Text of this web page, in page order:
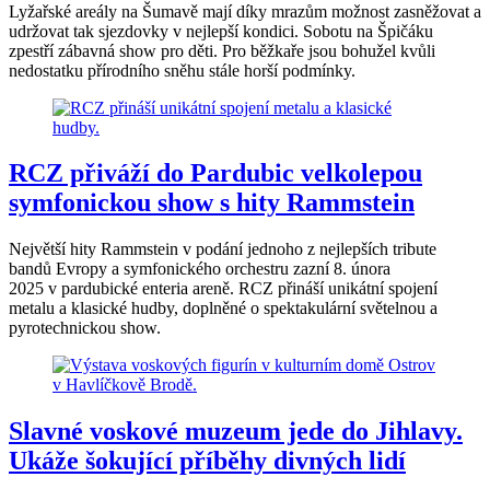
Lyžařské areály na Šumavě mají díky mrazům možnost zasněžovat a
udržovat tak sjezdovky v nejlepší kondici. Sobotu na Špičáku
zpestří zábavná show pro děti. Pro běžkaře jsou bohužel kvůli
nedostatku přírodního sněhu stále horší podmínky.
RCZ přiváží do Pardubic velkolepou
symfonickou show s hity Rammstein
Největší hity Rammstein v podání jednoho z nejlepších tribute
bandů Evropy a symfonického orchestru zazní 8. února
2025 v pardubické enteria areně. RCZ přináší unikátní spojení
metalu a klasické hudby, doplněné o spektakulární světelnou a
pyrotechnickou show.
Slavné voskové muzeum jede do Jihlavy.
Ukáže šokující příběhy divných lidí